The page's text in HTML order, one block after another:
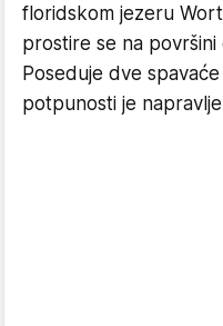
floridskom jezeru
prostire se na
Poseduje dve
potpunosti je